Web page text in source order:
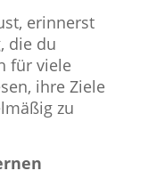
erinnerst
die du
für viele
ihre Ziele
zu